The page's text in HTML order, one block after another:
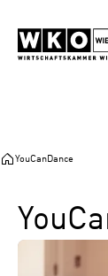
Inhalt
springen
Hauptnavigation
springen
Footer
springen
YouCanDance